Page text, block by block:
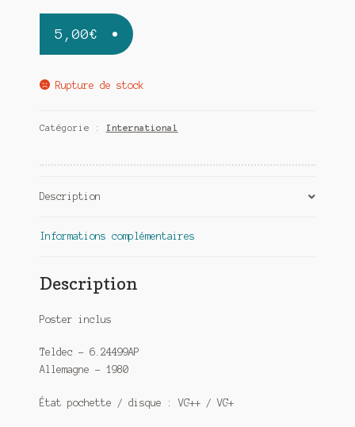
5,00€
Rupture de stock
Catégorie : International
Description
Informations complémentaires
Description
Poster inclus
Teldec – 6.24499AP
Allemagne – 1980
État pochette / disque : VG++ / VG+